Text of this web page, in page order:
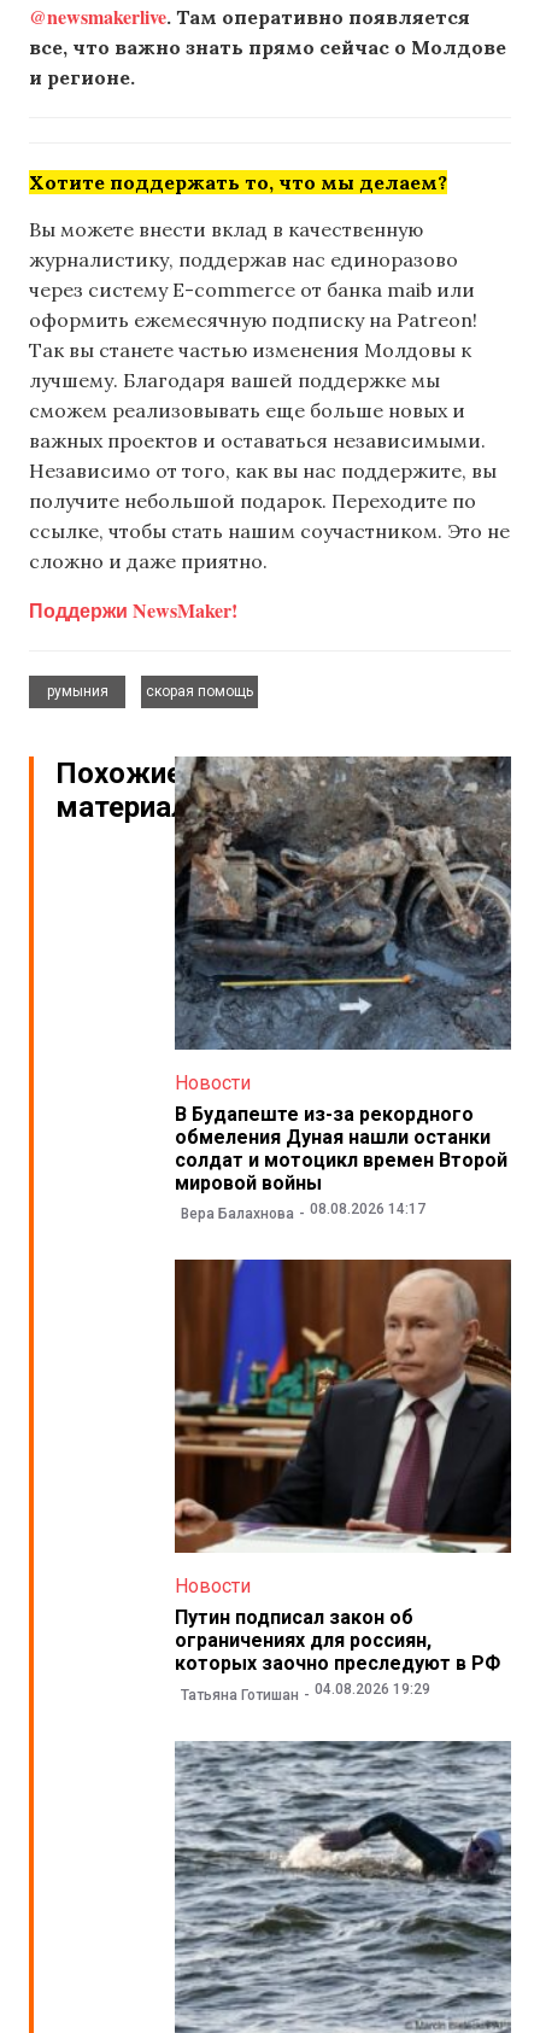
@newsmakerlive. Там оперативно появляется
все, что важно знать прямо сейчас о Молдове
и регионе.
Хотите поддержать то, что мы делаем?
Вы можете внести вклад в качественную
журналистику, поддержав нас единоразово
через систему E-commerce от банка maib или
оформить ежемесячную подписку на Patreon!
Так вы станете частью изменения Молдовы к
лучшему. Благодаря вашей поддержке мы
сможем реализовывать еще больше новых и
важных проектов и оставаться независимыми.
Независимо от того, как вы нас поддержите, вы
получите небольшой подарок. Переходите по
ссылке, чтобы стать нашим соучастником. Это не
сложно и даже приятно.
Поддержи NewsMaker!
румыния
скорая помощь
Похожие
материалы
Новости
В Будапеште из-за рекордного
обмеления Дуная нашли останки
солдат и мотоцикл времен Второй
мировой войны
Вера Балахнова 08.08.2026 14:17
Новости
Путин подписал закон об
ограничениях для россиян,
которых заочно преследуют в РФ
Татьяна Готишан 04.08.2026 19:29